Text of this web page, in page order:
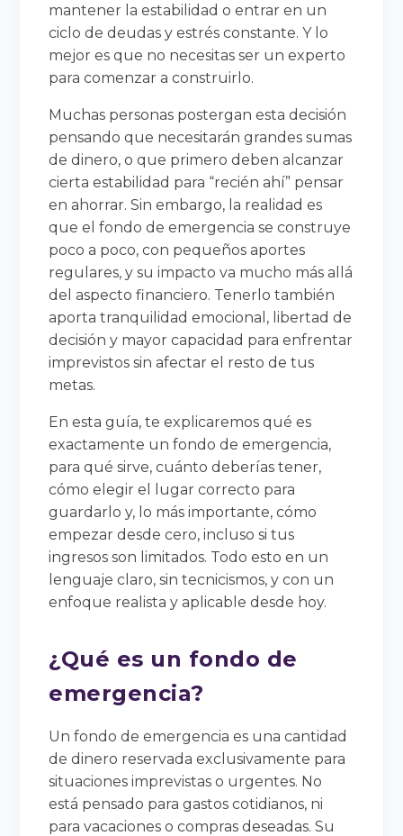
mantener la estabilidad o entrar en un
ciclo de deudas y estrés constante. Y lo
mejor es que no necesitas ser un experto
para comenzar a construirlo.
Muchas personas postergan esta decisión
pensando que necesitarán grandes sumas
de dinero, o que primero deben alcanzar
cierta estabilidad para “recién ahí” pensar
en ahorrar. Sin embargo, la realidad es
que el fondo de emergencia se construye
poco a poco, con pequeños aportes
regulares, y su impacto va mucho más allá
del aspecto financiero. Tenerlo también
aporta tranquilidad emocional, libertad de
decisión y mayor capacidad para enfrentar
imprevistos sin afectar el resto de tus
metas.
En esta guía, te explicaremos qué es
exactamente un fondo de emergencia,
para qué sirve, cuánto deberías tener,
cómo elegir el lugar correcto para
guardarlo y, lo más importante, cómo
empezar desde cero, incluso si tus
ingresos son limitados. Todo esto en un
lenguaje claro, sin tecnicismos, y con un
enfoque realista y aplicable desde hoy.
¿Qué es un fondo de
emergencia?
Un fondo de emergencia es una cantidad
de dinero reservada exclusivamente para
situaciones imprevistas o urgentes. No
está pensado para gastos cotidianos, ni
para vacaciones o compras deseadas. Su